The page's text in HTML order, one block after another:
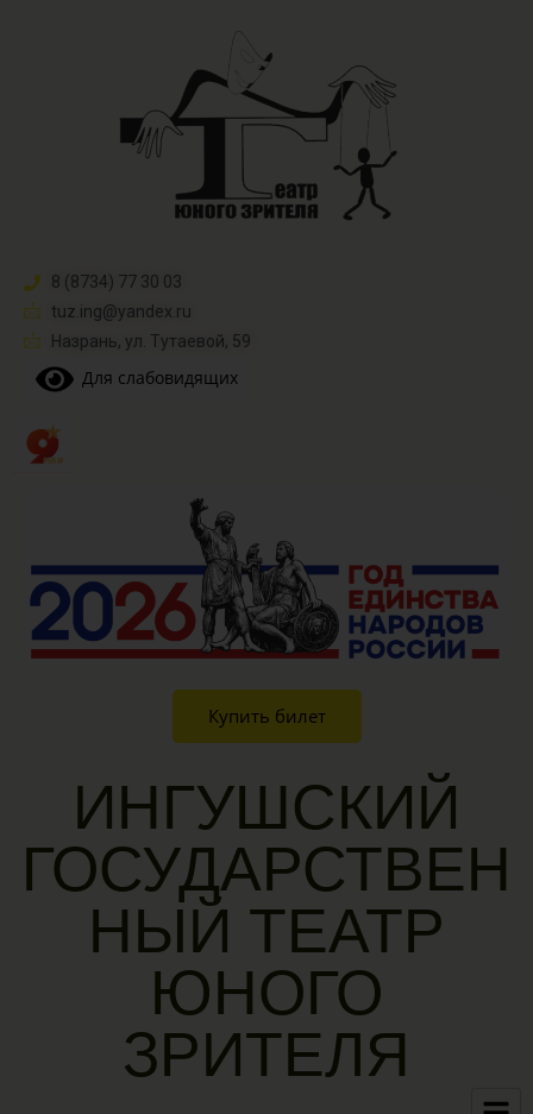
8 (8734) 77 30 03
tuz.ing@yandex.ru​
Назрань, ул. Тутаевой, 59
Для слабовидящих
Купить билет
ИНГУШСКИЙ
ГОСУДАРСТВЕН
НЫЙ ТЕАТР
ЮНОГО
ЗРИТЕЛЯ